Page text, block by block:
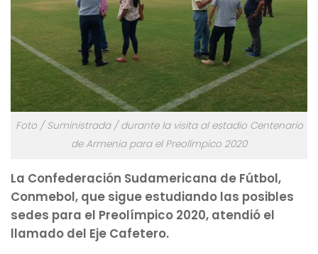
Foto / Suministrada / durante la visita al estadio Centenario
de Armenia para el Preolímpico 2020
La Confederación Sudamericana de Fútbol,
Conmebol, que sigue estudiando las posibles
sedes para el Preolímpico 2020, atendió el
llamado del Eje Cafetero.